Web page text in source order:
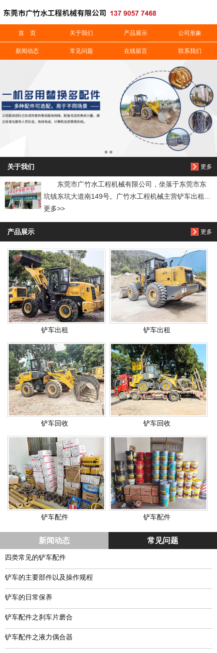
首 页 关于我们 产品展示 公司形象
新闻动态 常见问题 在线留言 联系我们
更多
关于我们
东莞市广竹水工程机械有限公司，坐落于东莞市东
坑镇东坑大道南149号。广竹水工程机械主营铲车出租...
更多>>
更多
产品展示
铲车出租 铲车出租
铲车回收 铲车回收
铲车配件 铲车配件
新闻动态 常见问题
四类常见的铲车配件
铲车的主要部件以及操作规程
铲车的日常保养
铲车配件之刹车片磨合
铲车配件之液力偶合器
信息搜索
搜索